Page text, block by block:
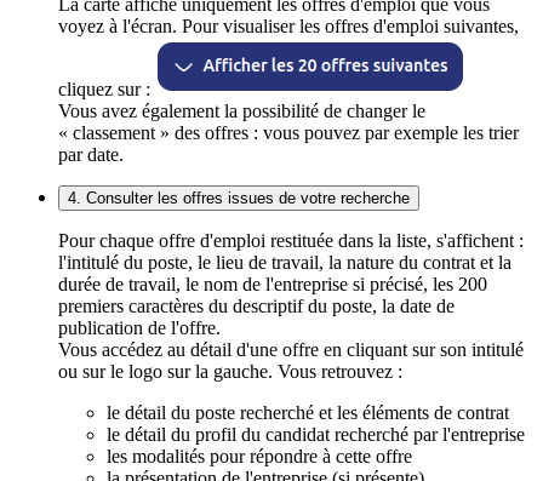
La carte affiche uniquement les offres d'emploi que vous
voyez à l'écran. Pour visualiser les offres d'emploi suivantes,
cliquez sur :
Vous avez également la possibilité de changer le
« classement » des offres : vous pouvez par exemple les trier
par date.
4. Consulter les offres issues de votre recherche
Pour chaque offre d'emploi restituée dans la liste, s'affichent :
l'intitulé du poste, le lieu de travail, la nature du contrat et la
durée de travail, le nom de l'entreprise si précisé, les 200
premiers caractères du descriptif du poste, la date de
publication de l'offre.
Vous accédez au détail d'une offre en cliquant sur son intitulé
ou sur le logo sur la gauche. Vous retrouvez :
le détail du poste recherché et les éléments de contrat
le détail du profil du candidat recherché par l'entreprise
les modalités pour répondre à cette offre